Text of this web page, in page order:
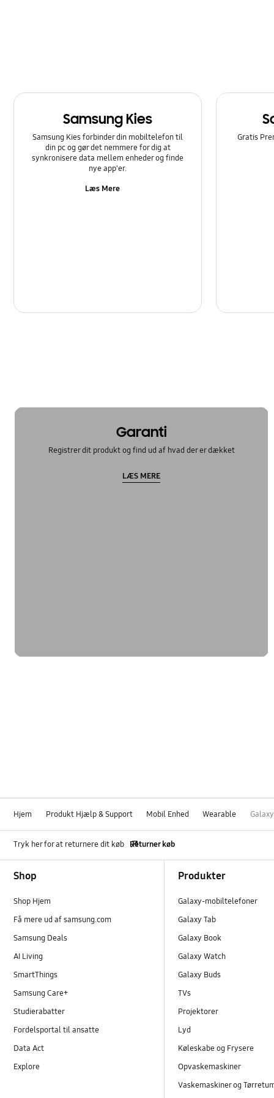
Samsung Kies
Samsung Kies forbinder din mobiltelefon til
din pc og gør det nemmere for dig at
synkronisere data mellem enheder og finde
nye app'er.
Læs Mere
Gratis
Garanti
Registrer dit produkt og find ud af hvad der er dækket
LÆS MERE
Hjem Produkt Hjælp & Support Mobil Enhed Wearable
Tryk her for at returnere dit køb Returner køb
Shop
Shop Hjem
Få mere ud af samsung.com
Samsung Deals
AI Living
SmartThings
Samsung Care+
Studierabatter
Fordelsportal til ansatte
Data Act
Explore
Produkter
Galaxy-mobiltelefoner
Galaxy Tab
Galaxy Book
Galaxy Watch
Galaxy Buds
TVs
Projektorer
Lyd
Køleskabe og Frysere
Opvaskemaskiner
Vaskemaskiner og